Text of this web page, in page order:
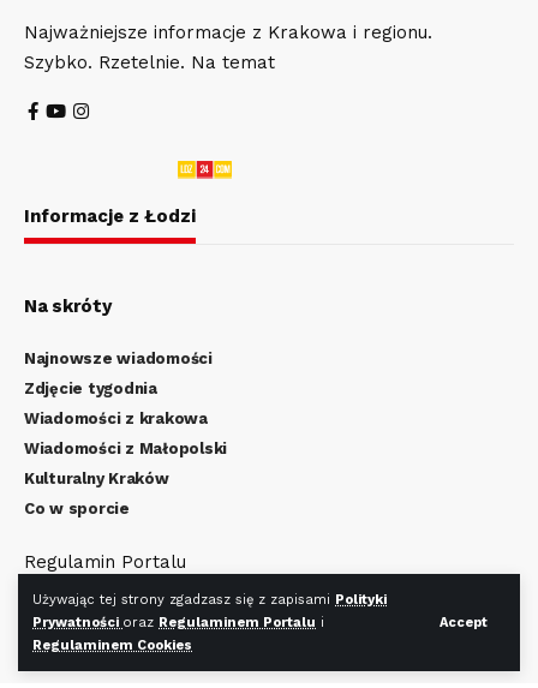
Używając tej strony zgadzasz się z zapisami Polityki
Prywatności oraz Regulaminem Portalu i
Regulaminem Cookies
Accept
Najważniejsze informacje z Krakowa i regionu.
Szybko. Rzetelnie. Na temat
Informacje z Łodzi
Na skróty
Najnowsze wiadomości
Zdjęcie tygodnia
Wiadomości z krakowa
Wiadomości z Małopolski
Kulturalny Kraków
Co w sporcie
Regulamin Portalu
Polityka Prywatności
Regulamin Cookies